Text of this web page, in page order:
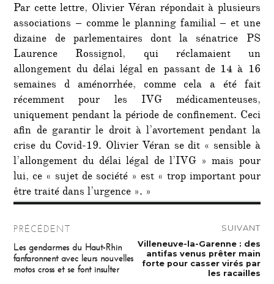
Par cette lettre, Olivier Véran répondait à plusieurs
associations – comme le planning familial – et une
dizaine de parlementaires dont la sénatrice PS
Laurence Rossignol, qui réclamaient un
allongement du délai légal en passant de 14 à 16
semaines d aménorrhée, comme cela a été fait
récemment pour les IVG médicamenteuses,
uniquement pendant la période de confinement. Ceci
afin de garantir le droit à l’avortement pendant la
crise du Covid-19. Olivier Véran se dit « sensible à
l’allongement du délai légal de l’IVG » mais pour
lui, ce « sujet de société » est « trop important pour
être traité dans l’urgence ». »
de
l’article
PRÉCÉDENT
Publication
précédente :
Les gendarmes du Haut-Rhin
fanfaronnent avec leurs nouvelles
motos cross et se font insulter
SUIVANT
Publication
suivante :
Villeneuve-la-Garenne : des
antifas venus prêter main
forte pour casser virés par
les racailles